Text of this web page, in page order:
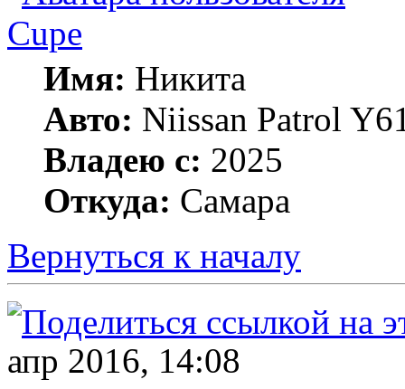
Cupe
Имя: Никита
Авто: Niissan Patrol
Владею с: 2025
Откуда: Самара
Вернуться к началу
апр 2016, 14:08